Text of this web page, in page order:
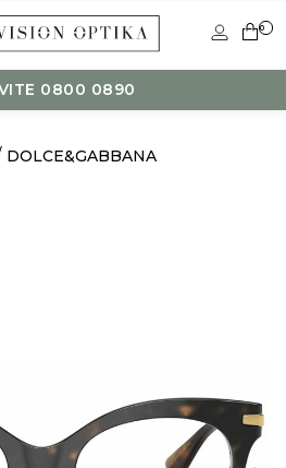
0
0800 0890
DOLCE&GABBANA